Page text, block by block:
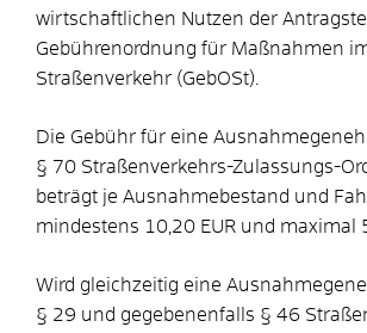
wirtschaftlichen Nutzen der
Gebührenordnung für Maßnahmen
Straßenverkehr (GebOSt).
Die Gebühr für eine
§ 70 Straßenverkehrs-Zulassungs-
beträgt je Ausnahmebestand und
mindestens 10,20 EUR und maximal
Wird gleichzeitig eine
§ 29 und gegebenenfalls § 46